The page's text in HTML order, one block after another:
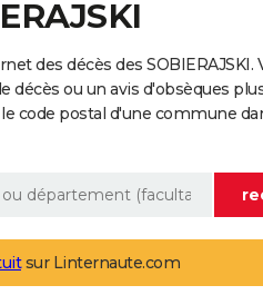
des décès des SOBIERAJSKI.
décès ou un avis d'obsèques
code postal d'une commune
sur Linternaute.com